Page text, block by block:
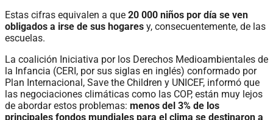
Estas cifras equivalen a que 20 000 niños por día se ven
obligados a irse de sus hogares y, consecuentemente, de las
escuelas.
La coalición Iniciativa por los Derechos Medioambientales de
la Infancia (CERI, por sus siglas en inglés) conformado por
Plan Internacional, Save the Children y UNICEF, informó que
las negociaciones climáticas como las COP, están muy lejos
de abordar estos problemas: menos del 3% de los
principales fondos mundiales para el clima se destinaron a